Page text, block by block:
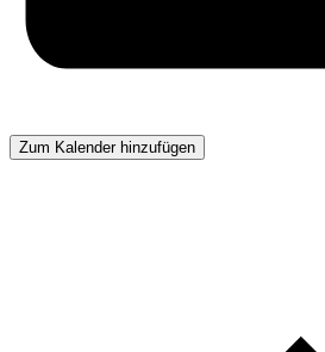
Zum Kalender hinzufügen